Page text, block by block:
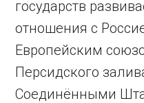
государств
отношения с
Европейским
Персидского
Соединёнными